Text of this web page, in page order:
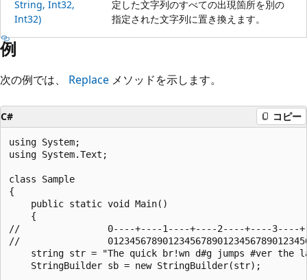
String, Int32,
Int32)
定した文字列のすべての出現箇所を別の
指定された文字列に置き換えます。
例
次の例では、 Replace メソッドを示します。
C# コピー
using System;
using System.Text;
class Sample
{
    public static void Main()
    {
//                0----+----1----+----2----+----3----
//
string str = "The quick br!wn d#g jumps #ver the
    StringBuilder sb = new StringBuilder(str);